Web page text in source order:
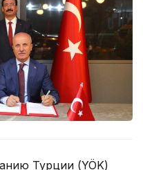
Турции (YÖK)